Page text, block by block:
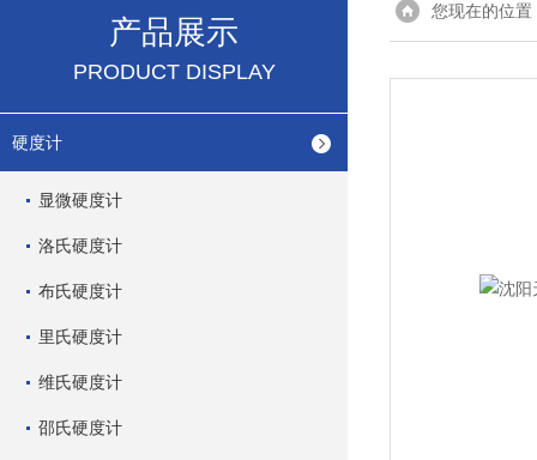
产品展示
PRODUCT DISPLAY
硬度计
显微硬度计
洛氏硬度计
布氏硬度计
里氏硬度计
维氏硬度计
邵氏硬度计
您现在的位置